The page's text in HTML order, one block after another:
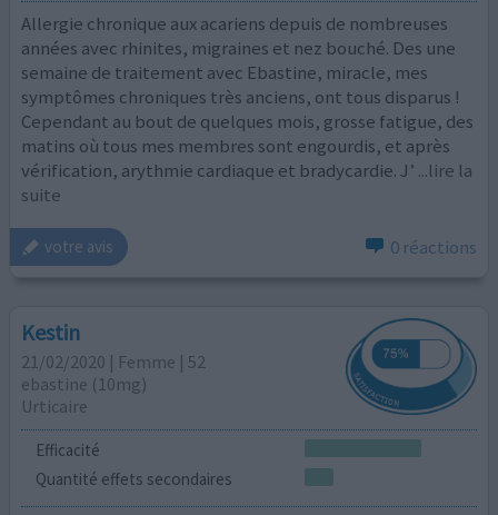
Allergie chronique aux acariens depuis de nombreuses
années avec rhinites, migraines et nez bouché. Des une
semaine de traitement avec Ebastine, miracle, mes
symptômes chroniques très anciens, ont tous disparus !
Cependant au bout de quelques mois, grosse fatigue, des
matins où tous mes membres sont engourdis, et après
vérification, arythmie cardiaque et bradycardie. J’ ...lire la
suite
votre avis 0 réactions
Kestin
21/02/2020 | Femme | 52
ebastine (10mg)
Urticaire
Efficacité
Quantité effets secondaires